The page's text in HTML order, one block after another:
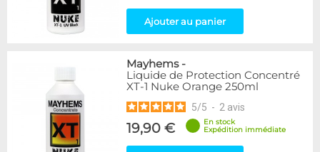
Ajouter au panier
Mayhems-
Liquide de Protection Concentré
XT-1 Nuke Orange 250ml
5/5 - 2 avis
19,90 €
En stock
Expédition immédiate